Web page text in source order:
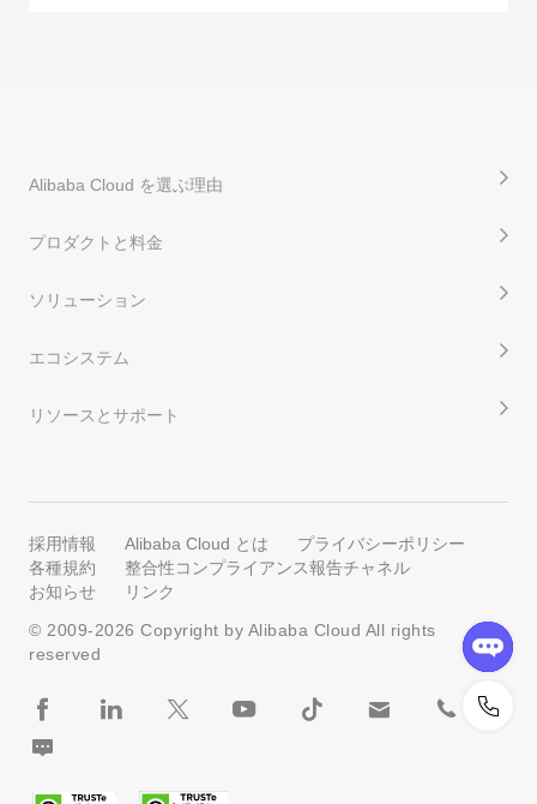
Alibaba Cloud を選ぶ理由
プロダクトと料金
ソリューション
エコシステム
リソースとサポート
採用情報 Alibaba Cloud とは
プライバシーポリシー
各種規約
整合性コンプライアンス報告チャネル
お知らせ
リンク
© 2009-2026 Copyright by Alibaba Cloud All rights
reserved